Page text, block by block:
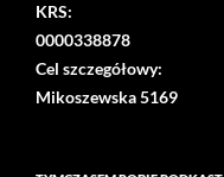
KRS:
0000338878
Cel szczegółowy:
Mikoszewska 5169